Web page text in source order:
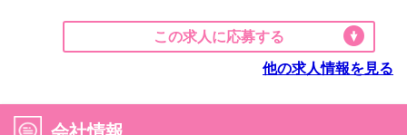
この求人に応募する
他の求人情報を見る